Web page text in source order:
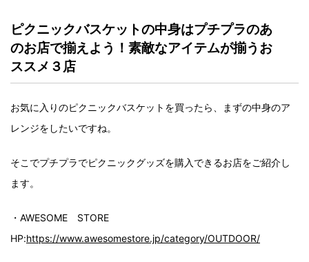
ピクニックバスケットの中身はプチプラのあ
のお店で揃えよう！素敵なアイテムが揃うお
ススメ３店
お気に入りのピクニックバスケットを買ったら、まずの中身のア
レンジをしたいですね。
そこでプチプラでピクニックグッズを購入できるお店をご紹介し
ます。
・AWESOME STORE
HP:https://www.awesomestore.jp/category/OUTDOOR/